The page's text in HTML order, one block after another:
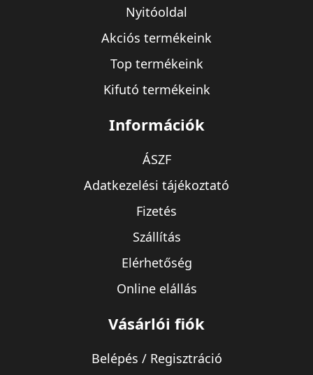
Nyitóoldal
Akciós termékeink
Top termékeink
Kifutó termékeink
Információk
ÁSZF
Adatkezelési tájékoztató
Fizetés
Szállítás
Elérhetőség
Online elállás
Vásárlói fiók
Belépés / Regisztráció